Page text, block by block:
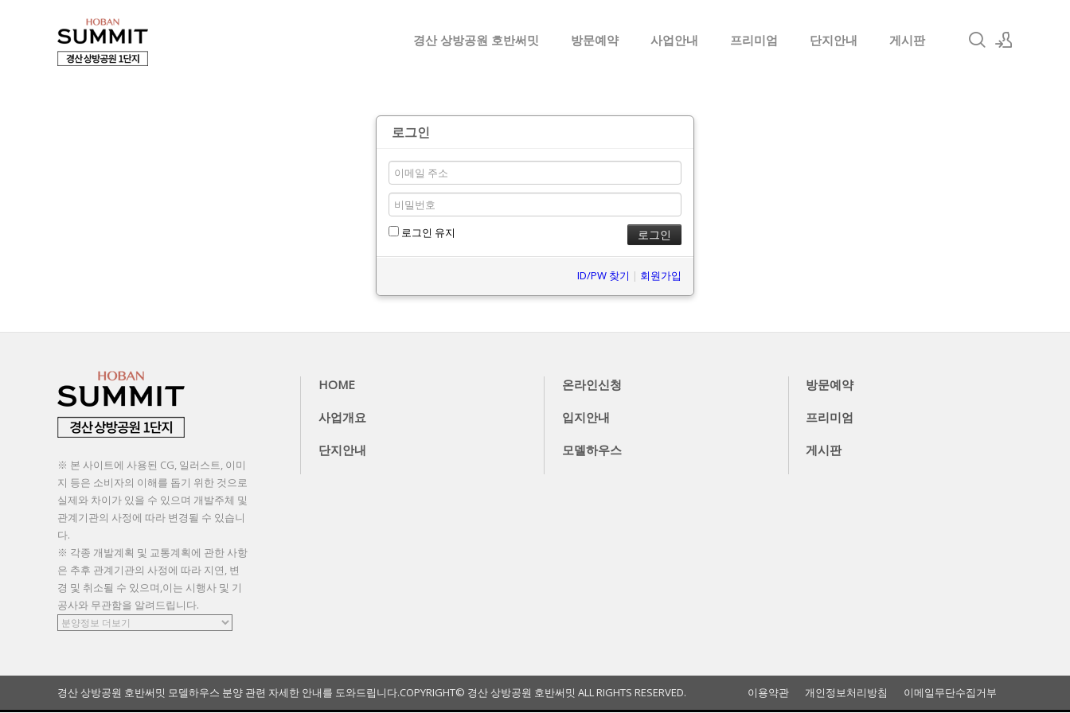
경산 상방공원 호반써밋 방문예약 사업안내 프리미엄 단지안내 게시판
로그인
로그인 유지
ID/PW 찾기 | 회원가입
※ 본 사이트에 사용된 CG, 일러스트, 이미
지 등은 소비자의 이해를 돕기 위한 것으로
실제와 차이가 있을 수 있으며 개발주체 및
관계기관의 사정에 따라 변경될 수 있습니
다.
※ 각종 개발계획 및 교통계획에 관한 사항
은 추후 관계기관의 사정에 따라 지연, 변
경 및 취소될 수 있으며,이는 시행사 및 기
공사와 무관함을 알려드립니다.
HOME 온라인신청 방문예약
사업개요 입지안내 프리미엄
단지안내 모델하우스 게시판
경산 상방공원 호반써밋 모델하우스 분양 관련 자세한 안내를 도와드립니다. 이메일무단수집거부
개인정보처리방침
이용약관
COPYRIGHT© 경산 상방공원 호반써밋 ALL RIGHTS RESERVED.